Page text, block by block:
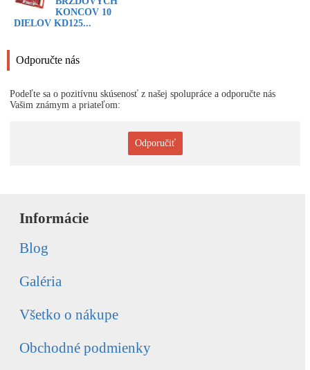
KONCOV 10
DIELOV KD125...
Odporučte nás
Podeľte sa o pozitívnu skúsenosť z našej spolupráce a odporučte nás
Vašim známym a priateľom:
Odporučiť
Informácie
Blog
Galéria
Všetko o nákupe
Obchodné podmienky